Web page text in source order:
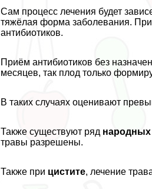
Сам процесс лечения будет
тяжёлая форма заболевания. При
антибиотиков.
Приём антибиотиков без
месяцев, так плод только
В таких случаях оценивают
Также существуют ряд народных
травы разрешены.
Также при цистите, лечение